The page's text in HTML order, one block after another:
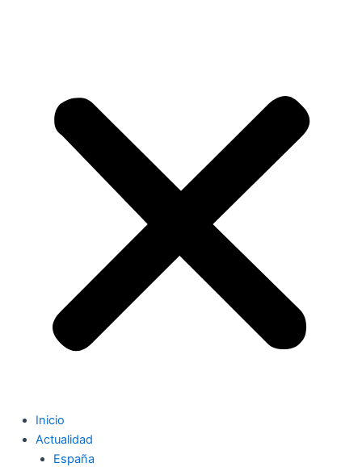
Inicio
Actualidad
España